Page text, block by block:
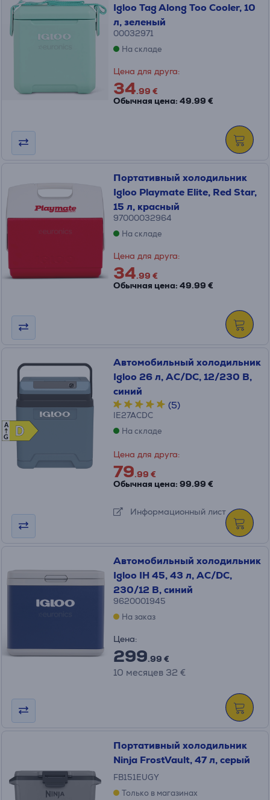
Igloo Tag Along Too Cooler, 10
л, зеленый
00032971
На складе
Цена для друга:
34.99 €
Обычная цена: 49.99 €
Портативный холодильник
Igloo Playmate Elite, Red Star,
15 л, красный
97000032964
На складе
Цена для друга:
34.99 €
Обычная цена: 49.99 €
D
D
A
G
Автомобильный холодильник
Igloo 26 л, AC/DC, 12/230 В,
синий
(5)
IE27ACDC
На складе
Цена для друга:
79.99 €
Обычная цена: 99.99 €
Информационный лист
Автомобильный холодильник
Igloo IH 45, 43 л, AC/DC,
230/12 В, синий
9620001945
На заказ
Цена:
299.99 €
10 месяцев 32 €
Портативный холодильник
Ninja FrostVault, 47 л, серый
FB151EUGY
Только в магазинах